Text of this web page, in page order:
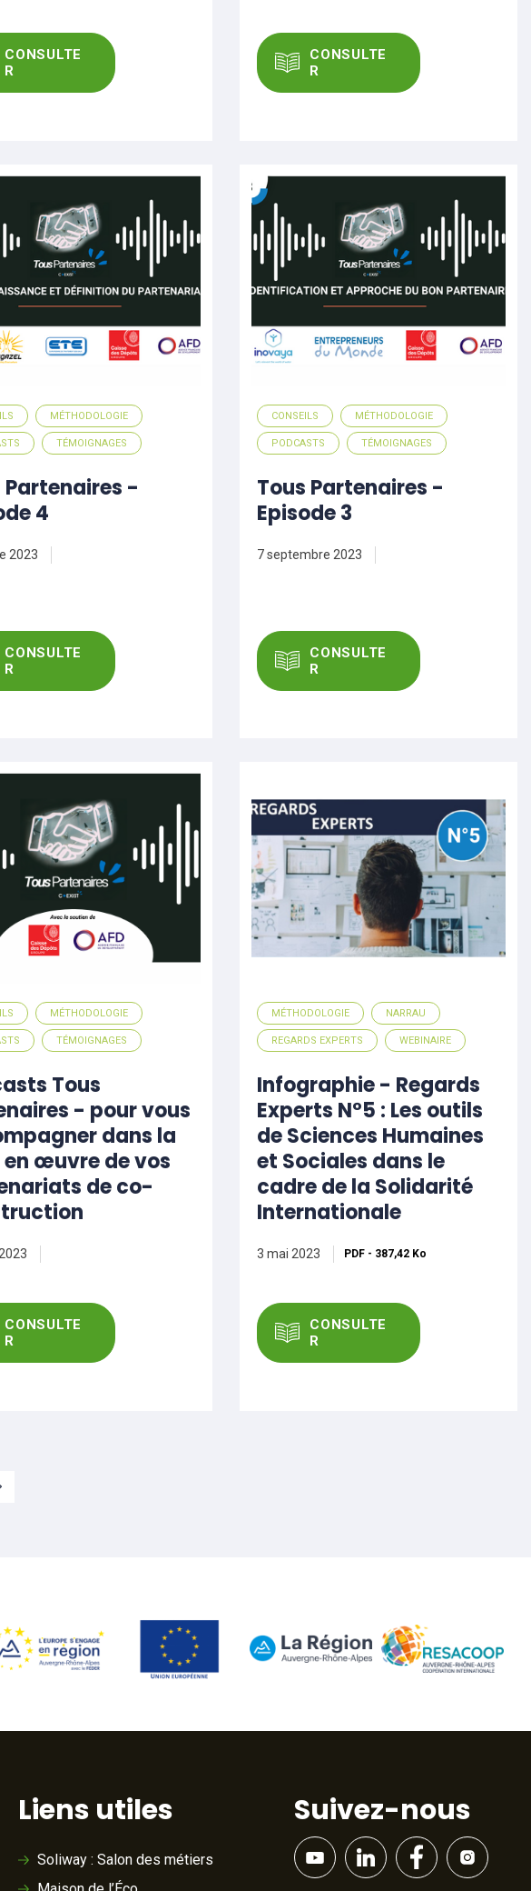
CONSULTE
R
CONSULTE
R
MÉTHODOLOGIE
TÉMOIGNAGES
Partenaires -
4
2023
CONSULTE
R
CONSEILS MÉTHODOLOGIE
PODCASTS TÉMOIGNAGES
Tous Partenaires -
Episode 3
7 septembre 2023
CONSULTE
R
MÉTHODOLOGIE
TÉMOIGNAGES
Tous
- pour vous
dans la
en œuvre de vos
de co-
CONSULTE
R
MÉTHODOLOGIE NARRAU
REGARDS EXPERTS WEBINAIRE
Infographie - Regards
Experts N°5 : Les outils
de Sciences Humaines
et Sociales dans le
cadre de la Solidarité
Internationale
3 mai 2023 PDF - 387,42 Ko
CONSULTE
R
Liens utiles
Soliway : Salon des métiers
Suivez-nous